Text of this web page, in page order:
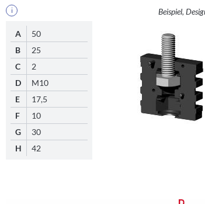
i
A
50
B
25
C
2
D
M10
E
17,5
F
10
G
30
H
42
Beispiel,